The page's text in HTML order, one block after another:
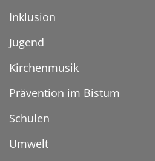
Inklusion
Jugend
Kirchenmusik
Prävention im Bistum
Schulen
Umwelt